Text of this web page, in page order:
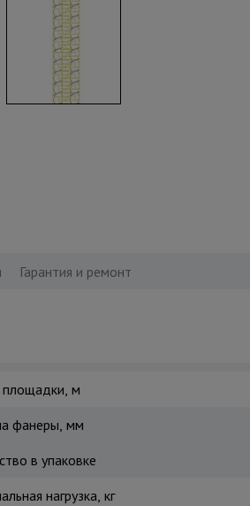
Гарантия и ремонт
площадки, м
фанеры, мм
в упаковке
нагрузка, кг